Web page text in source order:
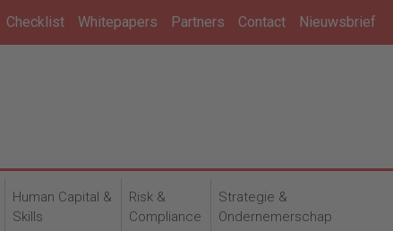
Checklist Whitepapers Partners Contact Nieuwsbrief
Human Capital &
Skills
Risk &
Compliance
Strategie &
Ondernemerschap